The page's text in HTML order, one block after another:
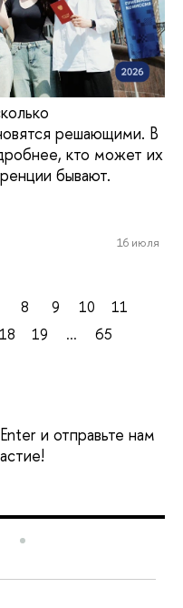
решающими. В
кто может их
бывают.
16 июля
8 9 10
11
18 19 ... 65
и отправьте нам